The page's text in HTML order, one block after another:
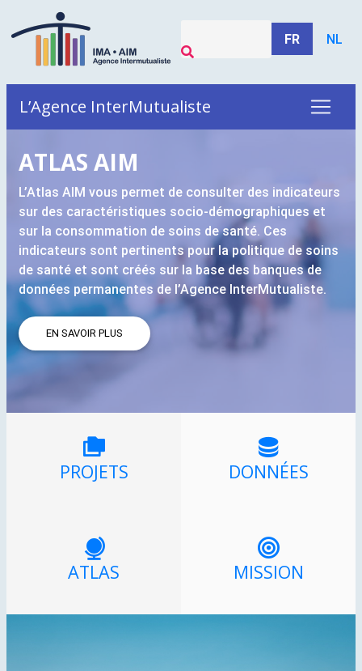
FR NL
L’Agence InterMutualiste
ATLAS AIM
L’Atlas AIM vous permet de consulter des indicateurs
sur des caractéristiques socio-démographiques et
sur la consommation de soins de santé. Ces
indicateurs sont pertinents pour la politique de soins
de santé et sont créés sur la base des banques de
données permanentes de l’Agence InterMutualiste.
EN SAVOIR PLUS
PROJETS DONNÉES
ATLAS MISSION